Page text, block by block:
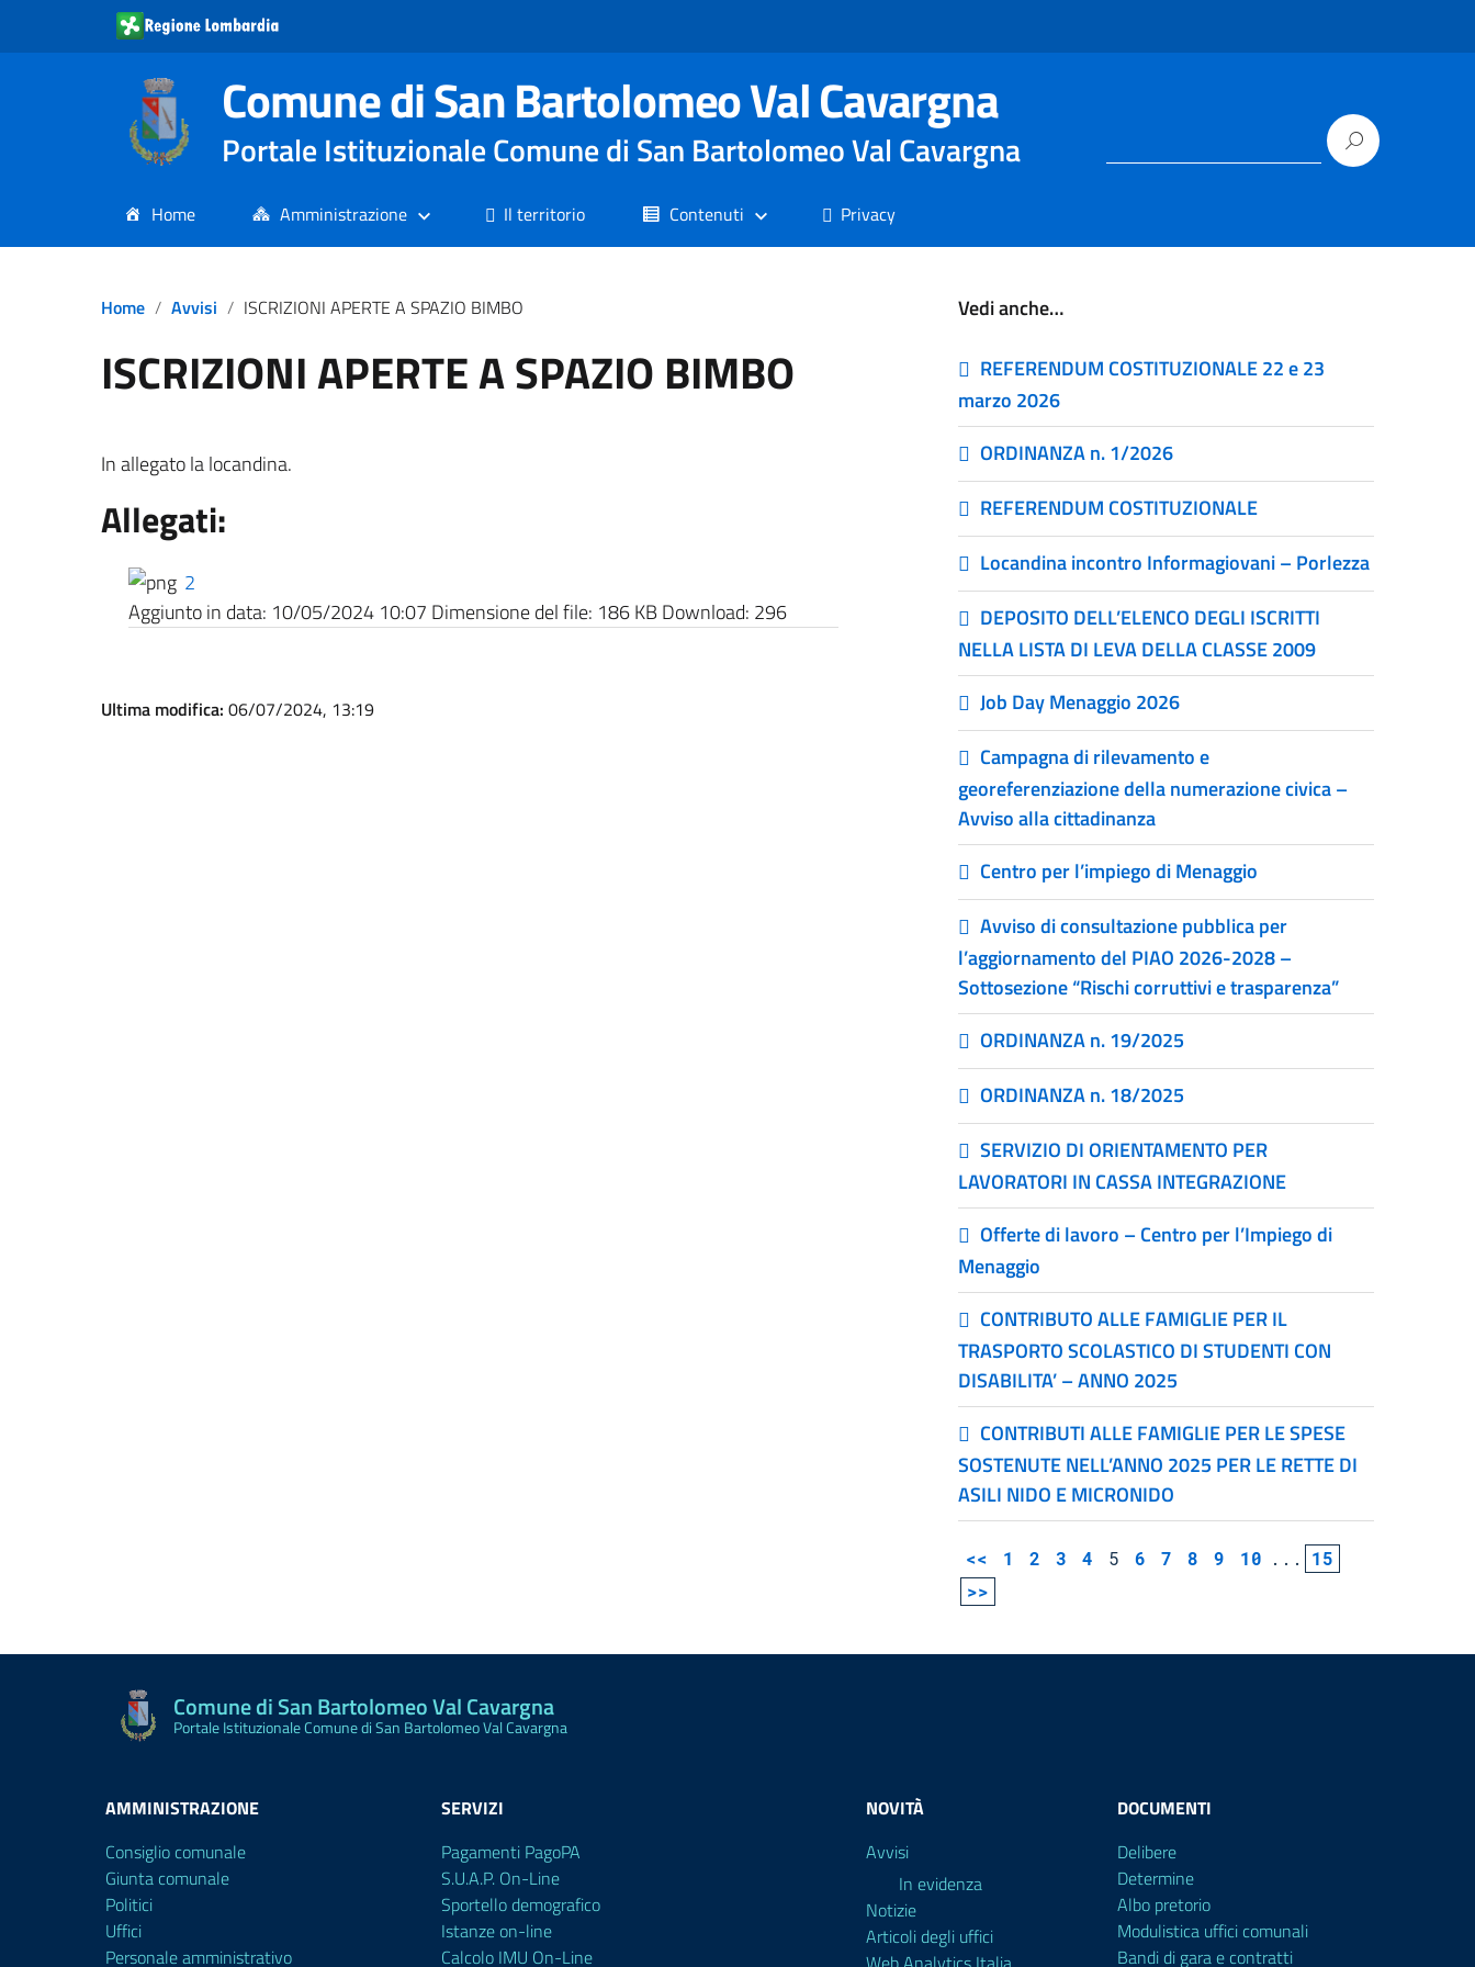
Comune di San Bartolomeo Val Cavargna
Portale Istituzionale Comune di San Bartolomeo Val Cavargna
Home Amministrazione Il territorio Contenuti Privacy
Home Avvisi ISCRIZIONI APERTE A SPAZIO BIMBO
ISCRIZIONI APERTE A SPAZIO BIMBO
In allegato la locandina.
Allegati:
2
Aggiunto in data: 10/05/2024 10:07 Dimensione del file: 186 KB Download: 296
Ultima modifica: 06/07/2024, 13:19
Vedi anche…
REFERENDUM COSTITUZIONALE 22 e 23
marzo 2026
ORDINANZA n. 1/2026
REFERENDUM COSTITUZIONALE
Locandina incontro Informagiovani – Porlezza
DEPOSITO DELL’ELENCO DEGLI ISCRITTI
NELLA LISTA DI LEVA DELLA CLASSE 2009
Job Day Menaggio 2026
Campagna di rilevamento e
georeferenziazione della numerazione civica –
Avviso alla cittadinanza
Centro per l’impiego di Menaggio
Avviso di consultazione pubblica per
l’aggiornamento del PIAO 2026-2028 –
Sottosezione “Rischi corruttivi e trasparenza”
ORDINANZA n. 19/2025
ORDINANZA n. 18/2025
SERVIZIO DI ORIENTAMENTO PER
LAVORATORI IN CASSA INTEGRAZIONE
Offerte di lavoro – Centro per l’Impiego di
Menaggio
CONTRIBUTO ALLE FAMIGLIE PER IL
TRASPORTO SCOLASTICO DI STUDENTI CON
DISABILITA’ – ANNO 2025
CONTRIBUTI ALLE FAMIGLIE PER LE SPESE
SOSTENUTE NELL’ANNO 2025 PER LE RETTE DI
ASILI NIDO E MICRONIDO
<< 1 2 3 4 5 6 7 8 9 10 ...
15
>>
Comune di San Bartolomeo Val Cavargna
Portale Istituzionale Comune di San Bartolomeo Val Cavargna
AMMINISTRAZIONE
Consiglio comunale
Giunta comunale
Politici
Uffici
Personale amministrativo
SERVIZI
Pagamenti PagoPA
S.U.A.P. On-Line
Sportello demografico
Istanze on-line
Calcolo IMU On-Line
NOVITÀ
Avvisi
In evidenza
Notizie
Articoli degli uffici
DOCUMENTI
Delibere
Determine
Albo pretorio
Modulistica uffici comunali
Bandi di gara e contratti